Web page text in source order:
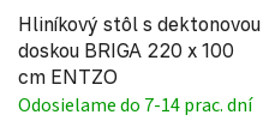
Hliníkový stôl s dektonovou
doskou BRIGA 220 x 100
cm ENTZO
Odosielame do 7-14 prac. dní